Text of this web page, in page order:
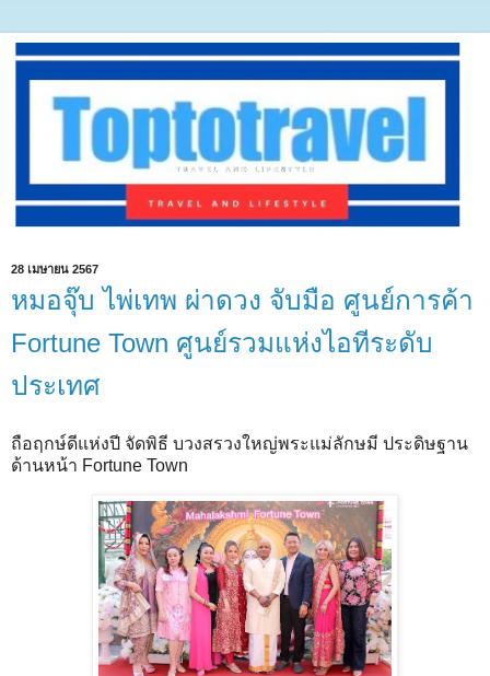
28 เมษายน 2567
หมอจุ๊บ ไพ่เทพ ผ่าดวง จับมือ ศูนย์การค้า
Fortune Town ศูนย์รวมแห่งไอทีระดับ
ประเทศ
ถือฤกษ์ดีแห่งปี จัดพิธี บวงสรวงใหญ่พระแม่ลักษมี ประดิษฐาน
ด้านหน้า Fortune Town